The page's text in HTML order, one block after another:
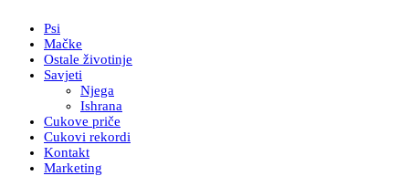
Psi
Mačke
Ostale životinje
Savjeti
Njega
Ishrana
Cukove priče
Cukovi rekordi
Kontakt
Marketing